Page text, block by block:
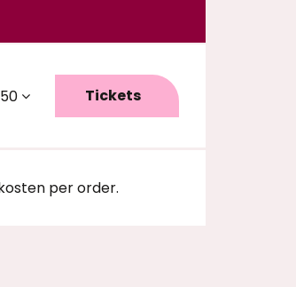
Tickets
per order.